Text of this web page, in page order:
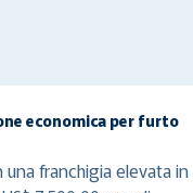
economica per furto
franchigia elevata in